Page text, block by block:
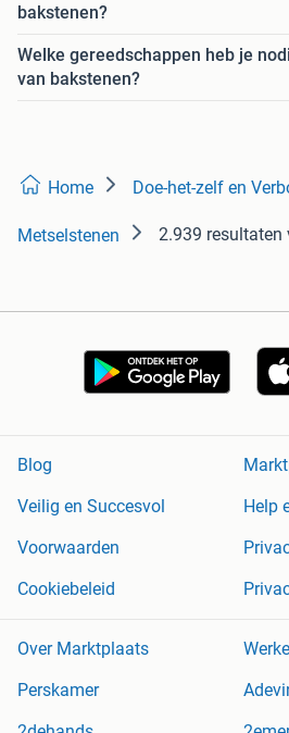
bakstenen?
Welke gereedschappen heb je
van bakstenen?
Home Doe-het-zelf en
Metselstenen 2.939 resultaten
Blog
Veilig en Succesvol
Help
Voorwaarden
Cookiebeleid
Over Marktplaats
Perskamer